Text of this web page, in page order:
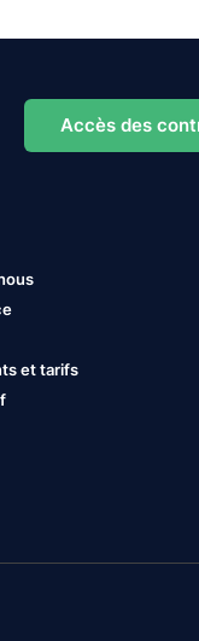
Accès des
et tarifs